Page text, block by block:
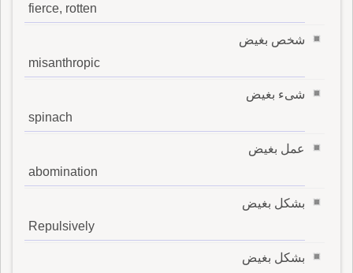
fierce, rotten
شخص بغيض
misanthropic
شىء بغيض
spinach
عمل بغيض
abomination
بشكل بغيض
Repulsively
بشكل بغيض